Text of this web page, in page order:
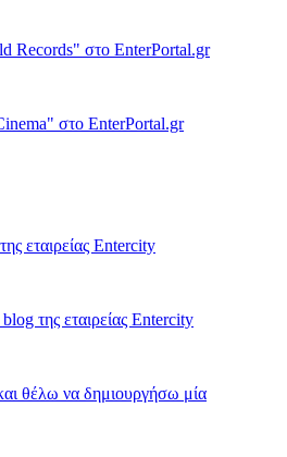
Records" στο EnterPortal.gr
στο EnterPortal.gr
εταιρείας Entercity
της εταιρείας Entercity
θέλω να δημιουργήσω μία